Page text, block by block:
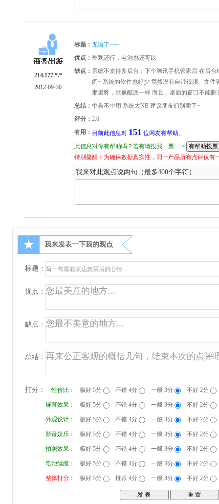
214.177.*.*
2012-09-30
标题： 无语了~~~
优点： 外观还行，电池也还可以
缺点： 系统不支持多后台：下个腾讯手机管家后 在后
闭~ 系统的软件也好少 竟然没有自带视频、文
那里呀，就像酷派一样 而且，桌面的窗口不能删
总结： 中看不中用 系统太NB 建议朋友们别卖了~
评分： 2.0
有用： 目前此信息对 151 位网友有帮助。
此信息对你有帮助吗？若有请投我一票 --->
特别提醒：为确保数据真实性，同一产品所有点评仅有
我来对此观点说两句（最多400个字符）
★ 我来发表一下我的观点
标题：
优点：
缺点：
总结：
打分： 性价比： 极好 5分 不错 4分 一般 3分 不好 2分
屏幕效果： 极好 5分 不错 4分 一般 3分 不好 2分
外观设计： 极好 5分 不错 4分 一般 3分 不好 2分
影音娱乐： 极好 5分 不错 4分 一般 3分 不好 2分
拍照效果： 极好 5分 不错 4分 一般 3分 不好 2分
电池续航： 极好 5分 不错 4分 一般 3分 不好 2分
整体打分： 极好 5分 推荐 4分 一般 3分 不好 2分